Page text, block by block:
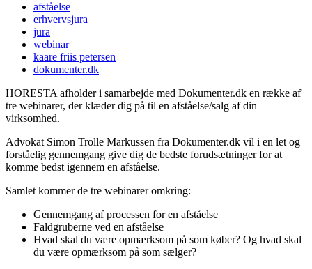
afståelse
erhvervsjura
jura
webinar
kaare friis petersen
dokumenter.dk
HORESTA afholder i samarbejde med Dokumenter.dk en række af
tre webinarer, der klæder dig på til en afståelse/salg af din
virksomhed.
Advokat Simon Trolle Markussen fra Dokumenter.dk vil i en let og
forståelig gennemgang give dig de bedste forudsætninger for at
komme bedst igennem en afståelse.
Samlet kommer de tre webinarer omkring:
Gennemgang af processen for en afståelse
Faldgruberne ved en afståelse
Hvad skal du være opmærksom på som køber? Og hvad skal
du være opmærksom på som sælger?